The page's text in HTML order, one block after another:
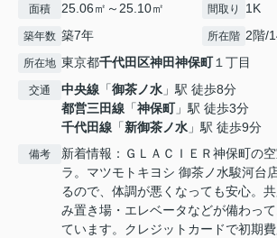
面積 25.06㎡～25.10㎡ 間取り 1K
築年数 築7年 所在階 2階/
所在地 東京都千代田区神田神保町１丁目
交通 中央線 「御茶ノ水 」駅 徒歩8分
都営三田線 「神保町」駅 徒歩3分
千代田線 「新御茶ノ水 」駅 徒歩9分
備考
新着情報：ＧＬＡＣＩＥＲ神保町の
ラ。マツモトキヨシ 御茶ノ水駿河台
るので、体調が悪くなっても安心。
み置き場・エレベータなどが備わっ
ています。クレジットカードで初期